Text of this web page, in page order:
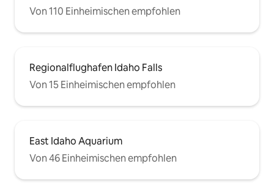
Von 110 Einheimischen empfohlen
Regionalflughafen Idaho Falls
Von 15 Einheimischen empfohlen
East Idaho Aquarium
Von 46 Einheimischen empfohlen